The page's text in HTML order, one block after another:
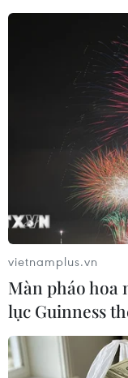
#TỔng tuyển cử
Theo dõi
TIN LIÊN
vietnamplus.vn
Màn pháo hoa
lục Guinness